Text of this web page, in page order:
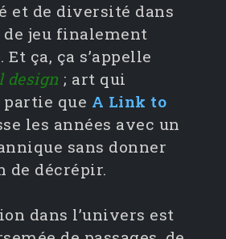
et de diversité dans
de jeu finalement
Et ça, ça s’appelle
design ; art qui
que A Link to
les années avec un
sans donner
de décrépir.
dans l’univers est